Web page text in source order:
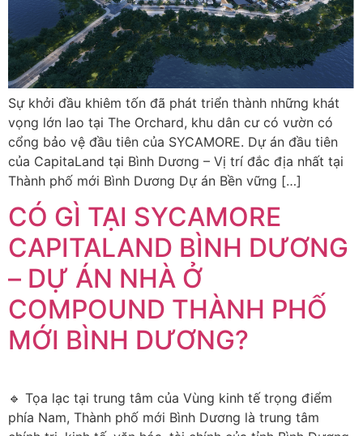
Sự khởi đầu khiêm tốn đã phát triển thành những khát
vọng lớn lao tại The Orchard, khu dân cư có vườn có
cổng bảo vệ đầu tiên của SYCAMORE. Dự án đầu tiên
của CapitaLand tại Bình Dương – Vị trí đắc địa nhất tại
Thành phố mới Bình Dương Dự án Bền vững […]
CÓ GÌ TẠI SYCAMORE
CAPITALAND BÌNH DƯƠNG
– DỰ ÁN NHÀ Ở
COMPOUND THÀNH PHỐ
MỚI BÌNH DƯƠNG?
🔹 Tọa lạc tại trung tâm của Vùng kinh tế trọng điểm
phía Nam, Thành phố mới Bình Dương là trung tâm